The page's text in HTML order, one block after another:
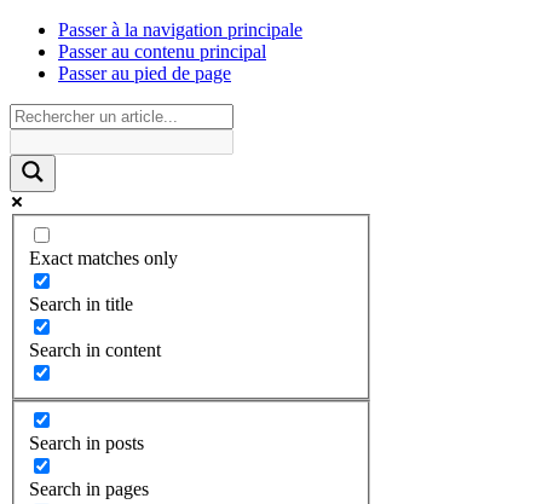
Passer à la navigation principale
Passer au contenu principal
Passer au pied de page
Exact matches only
Search in title
Search in content
Search in posts
Search in pages